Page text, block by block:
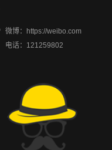
微博：https://weibo.com
电话：121259802